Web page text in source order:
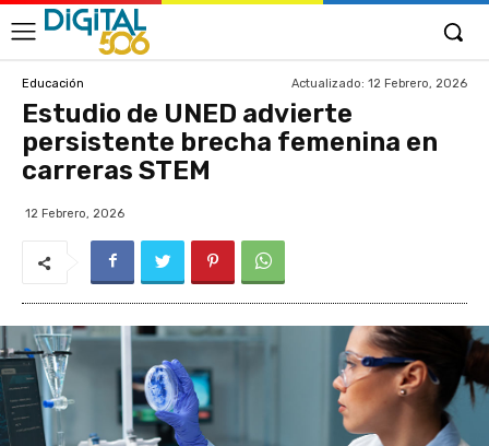
Educación Actualizado: 12 Febrero, 2026
Estudio de UNED advierte
persistente brecha femenina en
carreras STEM
12 Febrero, 2026